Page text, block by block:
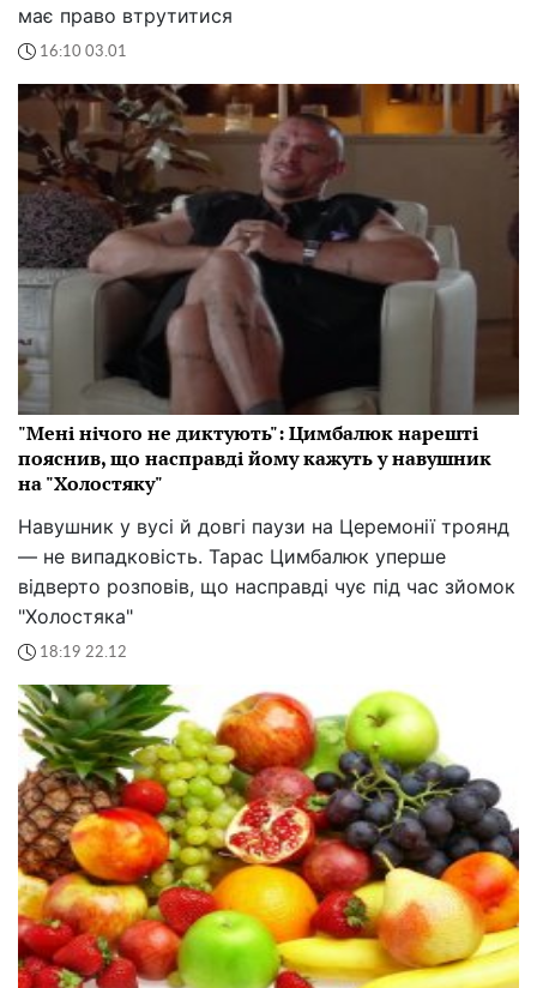
має право втрутитися
16:10 03.01
"Мені нічого не диктують": Цимбалюк нарешті
пояснив, що насправді йому кажуть у навушник
на "Холостяку"
Навушник у вусі й довгі паузи на Церемонії троянд
— не випадковість. Тарас Цимбалюк уперше
відверто розповів, що насправді чує під час зйомок
"Холостяка"
18:19 22.12